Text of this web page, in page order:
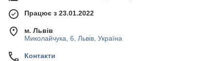
Працює з 23.01.2022
м. Львів
Миколайчука, 6, Львів, Україна
Контакти